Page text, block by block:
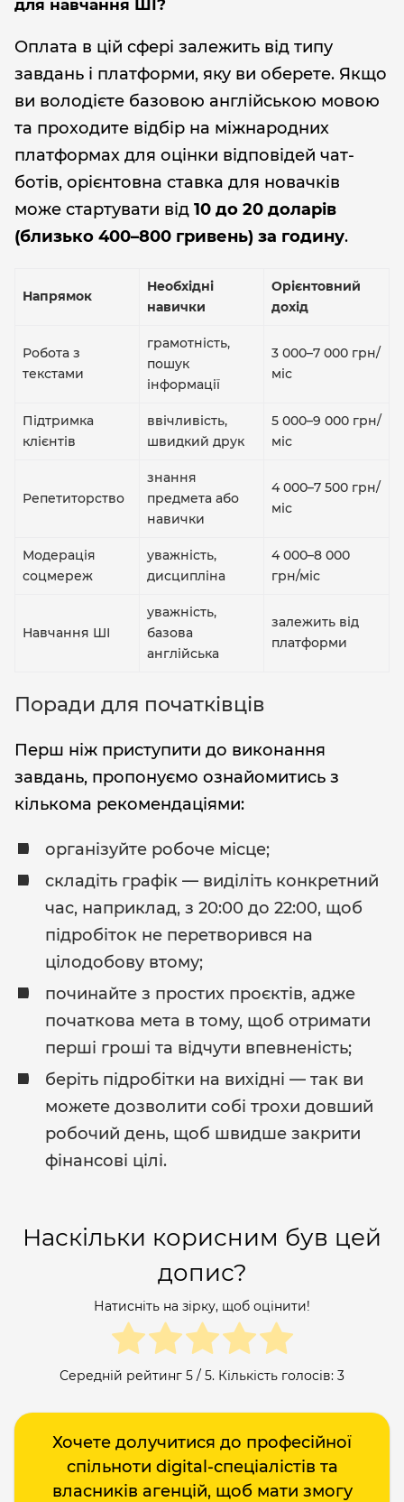
для навчання ШІ?
Оплата в цій сфері залежить від типу
завдань і платформи, яку ви оберете. Якщо
ви володієте базовою англійською мовою
та проходите відбір на міжнародних
платформах для оцінки відповідей чат-
ботів, орієнтовна ставка для новачків
може стартувати від 10 до 20 доларів
(близько 400–800 гривень) за годину.
Напрямок
Необхідні
навички
Орієнтовний
дохід
Робота з
текстами
грамотність,
пошук
інформації
3 000–7 000 грн/
міс
Підтримка
клієнтів
ввічливість,
швидкий друк
5 000–9 000 грн/
міс
Репетиторство
знання
предмета або
навички
4 000–7 500 грн/
міс
Модерація
соцмереж
уважність,
дисципліна
4 000–8 000
грн/міс
Навчання ШІ
уважність,
базова
англійська
залежить від
платформи
Поради для початківців
Перш ніж приступити до виконання
завдань, пропонуємо ознайомитись з
кількома рекомендаціями:
організуйте робоче місце;
складіть графік — виділіть конкретний
час, наприклад, з 20:00 до 22:00, щоб
підробіток не перетворився на
цілодобову втому;
починайте з простих проєктів, адже
початкова мета в тому, щоб отримати
перші гроші та відчути впевненість;
беріть підробітки на вихідні — так ви
можете дозволити собі трохи довший
робочий день, щоб швидше закрити
фінансові цілі.
Наскільки корисним був цей
допис?
Натисніть на зірку, щоб оцінити!
Середній рейтинг 5 / 5. Кількість голосів: 3
Хочете долучитися до професійної
спільноти digital-спеціалістів та
власників агенцій, щоб мати змогу